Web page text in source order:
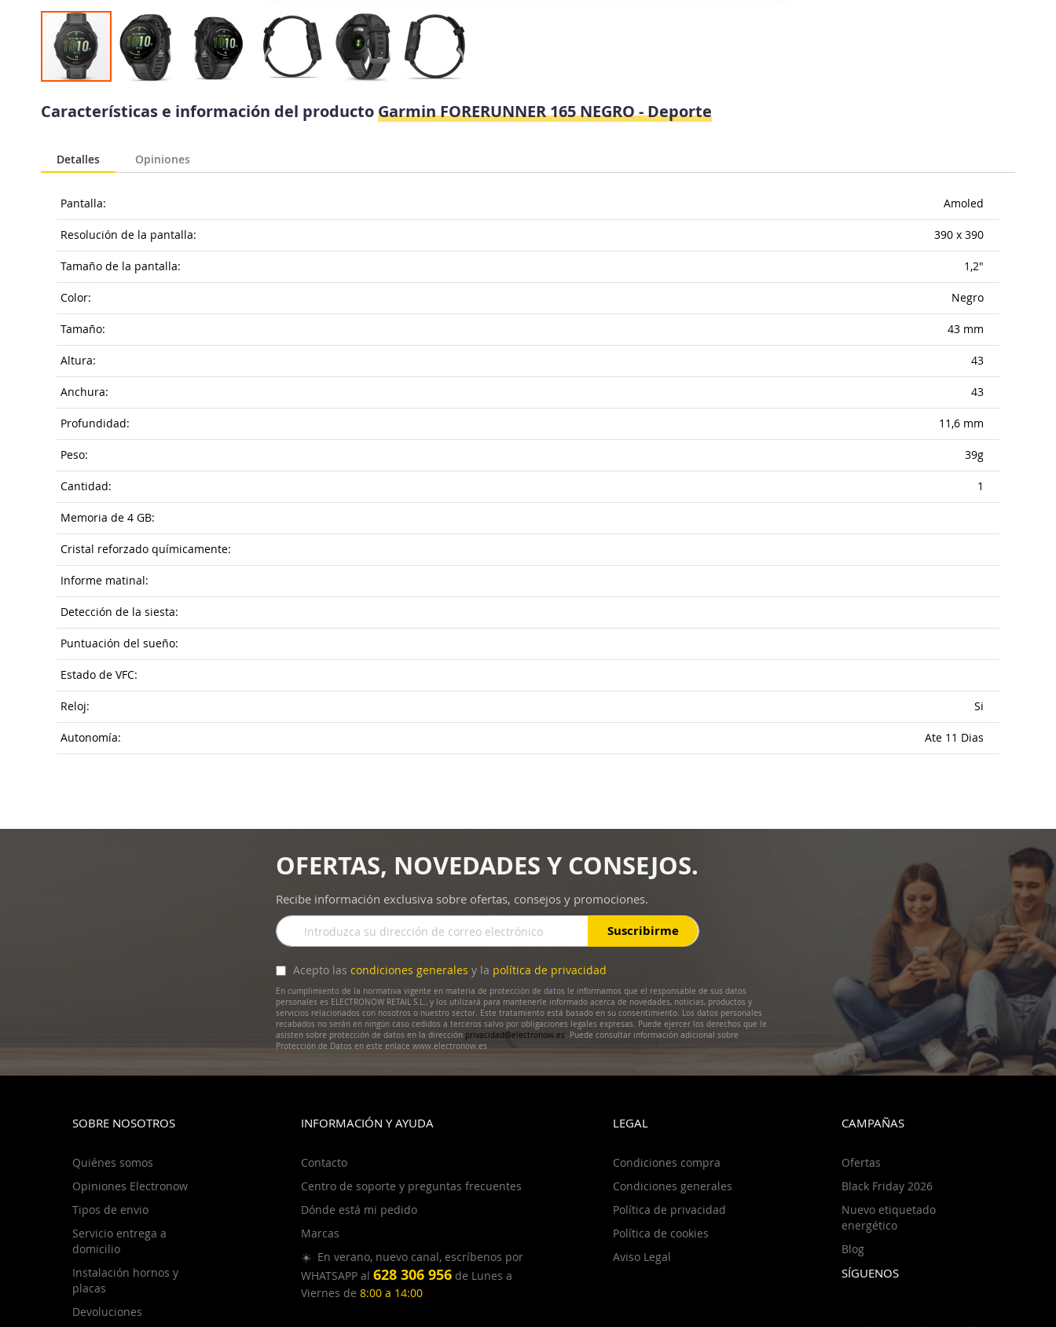
al
comienzo
galería
imágenes
Características e información del productoGarmin FORERUNNER 165 NEGRO - Deporte
Detalles
Pantalla: Amoled
Resolución de la pantalla: 390 x 390
Tamaño de la pantalla: 1,2"
Color: Negro
Tamaño: 43 mm
Altura: 43
Anchura: 43
Profundidad: 11,6 mm
Peso: 39g
Cantidad: 1
Memoria de 4 GB:
Cristal reforzado químicamente:
Informe matinal:
Detección de la siesta:
Puntuación del sueño:
Estado de VFC:
Reloj: Si
Autonomía: Ate 11 Dias
Opiniones
OFERTAS, NOVEDADES Y CONSEJOS.
Recibe información exclusiva sobre ofertas, consejos y promociones.
Inscríbase
a
boletín
de
noticias:
Suscribirme
Acepto las condiciones generales y la política de privacidad
En cumplimiento de la normativa vigente en materia de protección de datos le informamos que el responsable de sus datos
personales es ELECTRONOW RETAIL S.L., y los utilizará para mantenerle informado acerca de novedades, noticias, productos y
servicios relacionados con nosotros o nuestro sector. Este tratamiento está basado en su consentimiento. Los datos personales
recabados no serán en ningún caso cedidos a terceros salvo por obligaciones legales expresas. Puede ejercer los derechos que le
asisten sobre protección de datos en la dirección privacidad@electronow.es. Puede consultar información adicional sobre
Protección de Datos en este enlace www.electronow.es
SOBRE NOSOTROS
Quiénes somos
Opiniones Electronow
Tipos de envio
Servicio entrega a
domicilio
Instalación hornos y
placas
Devoluciones
INFORMACIÓN Y AYUDA
Contacto
Centro de soporte y preguntas frecuentes
Dónde está mi pedido
Marcas
☀️ En verano, nuevo canal, escríbenos por
WHATSAPP al 628 306 956de Lunes a
Viernes de 8:00 a 14:00
LEGAL
Condiciones compra
Condiciones generales
Política de privacidad
Política de cookies
Aviso Legal
CAMPAÑAS
Ofertas
Black Friday 2026
Nuevo etiquetado
energético
Blog
SÍGUENOS